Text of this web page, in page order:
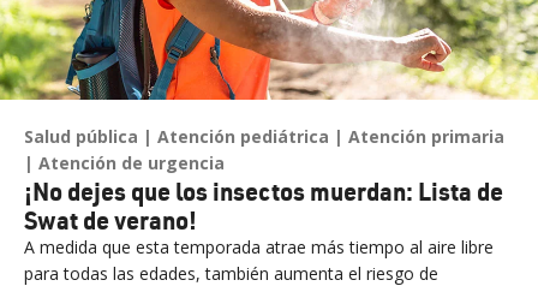
Salud pública Atención pediátrica
Atención primaria
Atención de urgencia
¡No dejes que los insectos muerdan: Lista de
Swat de verano!
A medida que esta temporada atrae más tiempo al aire libre
para todas las edades, también aumenta el riesgo de